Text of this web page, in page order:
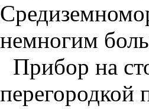
немногим
Прибор на
перегородкой